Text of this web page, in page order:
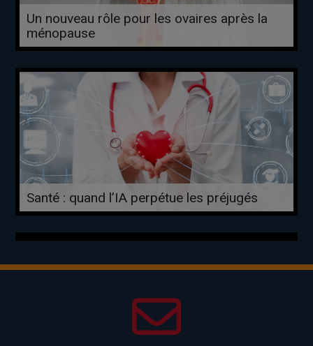
Un nouveau rôle pour les ovaires après la
ménopause
Santé : quand l’IA perpétue les préjugés